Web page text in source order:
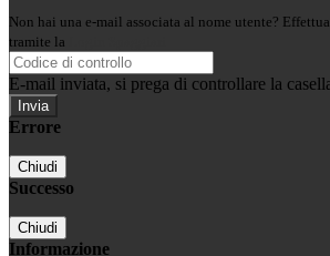
Non hai una e-mail associata al nome utente?
tramite la
E-mail inviata, si prega di controllare la
Errore
Chiudi
Successo
Chiudi
Informazione